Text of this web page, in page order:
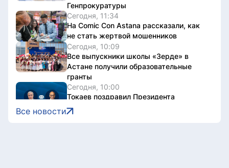
Генпрокуратуры
Сегодня, 11:34
На Comic Con Astana рассказали, как
не стать жертвой мошенников
Сегодня, 10:09
Все выпускники школы «Зерде» в
Астане получили образовательные
гранты
Сегодня, 10:00
Токаев поздравил Президента
Сингапура с Днем независимости
Сегодня, 09:30
Все новости